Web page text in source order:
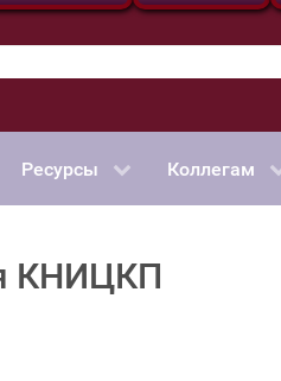
Ресурсы Коллегам
КНИЦКП